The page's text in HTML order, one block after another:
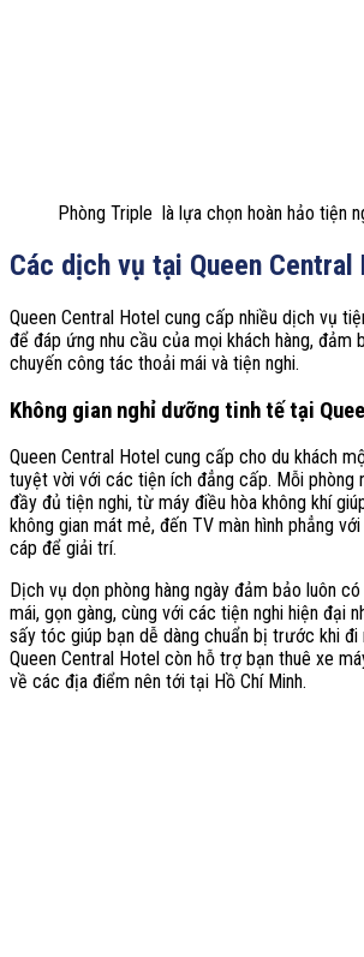
Phòng Triple là lựa chọn hoàn hảo tiện
Các dịch vụ tại Queen Central
Queen Central Hotel cung cấp nhiều dịch vụ
để đáp ứng nhu cầu của mọi khách hàng, đảm
chuyến công tác thoải mái và tiện nghi.
Không gian nghỉ dưỡng tinh tế tại
Queen Central Hotel cung cấp cho du khách
tuyệt vời với các tiện ích đẳng cấp. Mỗi phòng
đầy đủ tiện nghi, từ máy điều hòa không khí
không gian mát mẻ, đến TV màn hình phẳng
cáp để giải trí.
Dịch vụ dọn phòng hàng ngày đảm bảo luôn
mái, gọn gàng, cùng với các tiện nghi hiện đại
sấy tóc giúp bạn dễ dàng chuẩn bị trước khi đi
Queen Central Hotel còn hỗ trợ bạn thuê xe
về các địa điểm nên tới tại Hồ Chí Minh.